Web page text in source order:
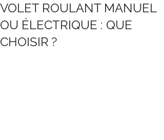
VOLET ROULANT MANUEL
OU ÉLECTRIQUE : QUE
CHOISIR ?